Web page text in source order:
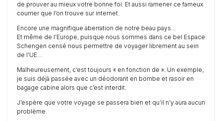
de prouver au mieux votre bonne foi. Et aussi ramener ce fameux
courrier que l’on trouve sur internet.
Encore une magnifique aberration de notre beau pays…
Et même de l’Europe, puisque nous sommes dans ce bel Espace
Schengen censé nous permettre de voyager librement au sein
de l’UE…
Malheureusement, c’est toujours « en fonction de ». Un exemple,
je suis déjà passée avec un déodorant en bombe et rasoir en
bagage cabine alors que c’est interdit.
J’espère que votre voyage se passera bien et qu’il n’y aura aucun
problème.